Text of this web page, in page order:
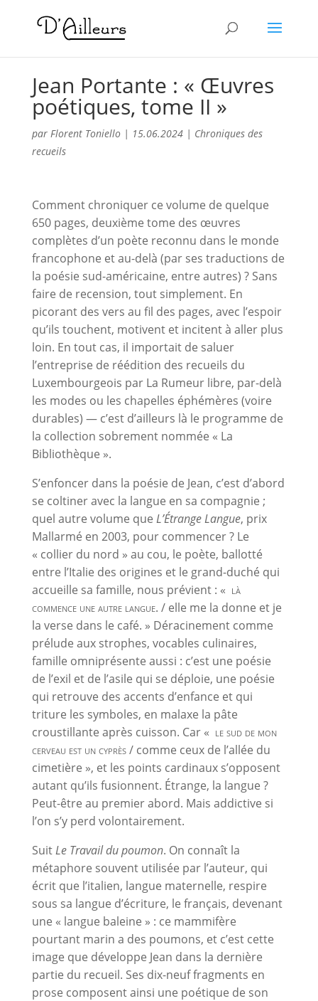
Jean Portante : « Œuvres
poétiques, tome II »
par Florent Toniello| 15.06.2024| Chroniques des
recueils
Comment chroniquer ce volume de quelque
650 pages, deuxième tome des œuvres
complètes d’un poète reconnu dans le monde
francophone et au-delà (par ses traductions de
la poésie sud-américaine, entre autres) ? Sans
faire de recension, tout simplement. En
picorant des vers au fil des pages, avec l’espoir
qu’ils touchent, motivent et incitent à aller plus
loin. En tout cas, il importait de saluer
l’entreprise de réédition des recueils du
Luxembourgeois par La Rumeur libre, par-delà
les modes ou les chapelles éphémères (voire
durables) — c’est d’ailleurs là le programme de
la collection sobrement nommée « La
Bibliothèque ».
S’enfoncer dans la poésie de Jean, c’est d’abord
se coltiner avec la langue en sa compagnie ;
quel autre volume que L’Étrange Langue, prix
Mallarmé en 2003, pour commencer ? Le
« collier du nord » au cou, le poète, ballotté
entre l’Italie des origines et le grand-duché qui
accueille sa famille, nous prévient : « là
commence une autre langue. / elle me la donne et je
la verse dans le café. » Déracinement comme
prélude aux strophes, vocables culinaires,
famille omniprésente aussi : c’est une poésie
de l’exil et de l’asile qui se déploie, une poésie
qui retrouve des accents d’enfance et qui
triture les symboles, en malaxe la pâte
croustillante après cuisson. Car « le sud de mon
cerveau est un cyprès/ comme ceux de l’allée du
cimetière », et les points cardinaux s’opposent
autant qu’ils fusionnent. Étrange, la langue ?
Peut-être au premier abord. Mais addictive si
l’on s’y perd volontairement.
SuitLe Travail du poumon. On connaît la
métaphore souvent utilisée par l’auteur, qui
écrit que l’italien, langue maternelle, respire
sous sa langue d’écriture, le français, devenant
une « langue baleine » : ce mammifère
pourtant marin a des poumons, et c’est cette
image que développe Jean dans la dernière
partie du recueil. Ses dix-neuf fragments en
prose composent ainsi une poétique de son